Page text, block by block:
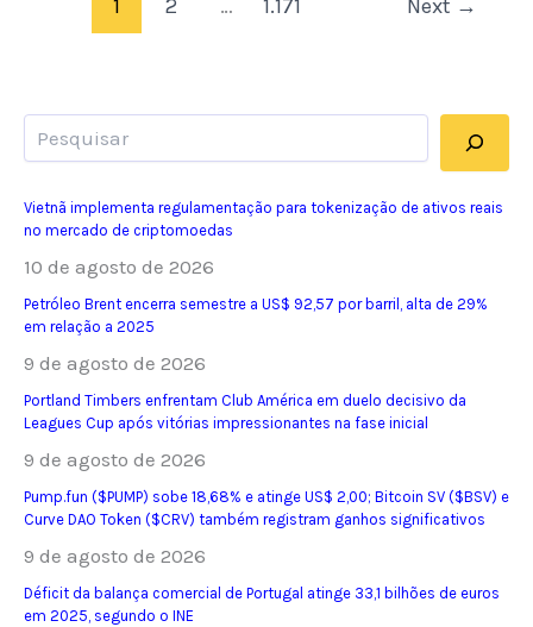
multa
de
US$
10
mil
por
fraude
em
criptomoedas
1 2 … 1.171 Next →
Vietnã implementa regulamentação para tokenização de ativos reais
no mercado de criptomoedas
10 de agosto de 2026
Petróleo Brent encerra semestre a US$ 92,57 por barril, alta de 29%
em relação a 2025
9 de agosto de 2026
Portland Timbers enfrentam Club América em duelo decisivo da
Leagues Cup após vitórias impressionantes na fase inicial
9 de agosto de 2026
Pump.fun ($PUMP) sobe 18,68% e atinge US$ 2,00; Bitcoin SV ($BSV) e
Curve DAO Token ($CRV) também registram ganhos significativos
9 de agosto de 2026
Déficit da balança comercial de Portugal atinge 33,1 bilhões de euros
em 2025, segundo o INE